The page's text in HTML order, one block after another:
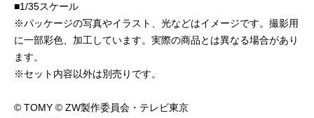
■1/35スケール
※パッケージの写真やイラスト、光などはイメージです。撮影用
に一部彩色、加工しています。実際の商品とは異なる場合があり
ます。
※セット内容以外は別売りです。
© TOMY © ZW製作委員会・テレビ東京